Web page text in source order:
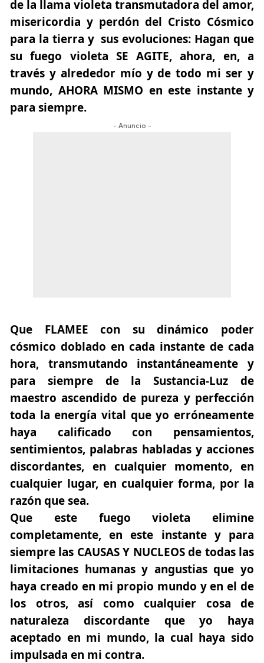
de la llama violeta transmutadora del amor,
misericordia y perdón del Cristo Cósmico
para la tierra y sus evoluciones: Hagan que
su fuego violeta SE AGITE, ahora, en, a
través y alrededor mío y de todo mi ser y
mundo, AHORA MISMO en este instante y
para siempre.
- Anuncio -
Que FLAMEE con su dinámico poder
cósmico doblado en cada instante de cada
hora, transmutando instantáneamente y
para siempre de la Sustancia-Luz de
maestro ascendido de pureza y perfección
toda la energía vital que yo erróneamente
haya calificado con pensamientos,
sentimientos, palabras habladas y acciones
discordantes, en cualquier momento, en
cualquier lugar, en cualquier forma, por la
razón que sea.
Que este fuego violeta elimine
completamente, en este instante y para
siempre las CAUSAS Y NUCLEOS de todas las
limitaciones humanas y angustias que yo
haya creado en mi propio mundo y en el de
los otros, así como cualquier cosa de
naturaleza discordante que yo haya
aceptado en mi mundo, la cual haya sido
impulsada en mi contra.